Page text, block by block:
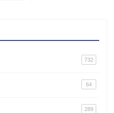
732
64
289